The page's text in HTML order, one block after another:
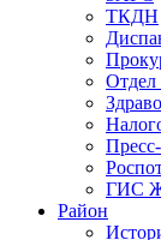
ТКДН
Отдел
ГИС
Район